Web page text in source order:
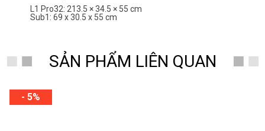
L1 Pro32: 213.5 × 34.5 × 55 cm
Sub1: 69 x 30.5 x 55 cm
SẢN PHẨM LIÊN QUAN
- 5%